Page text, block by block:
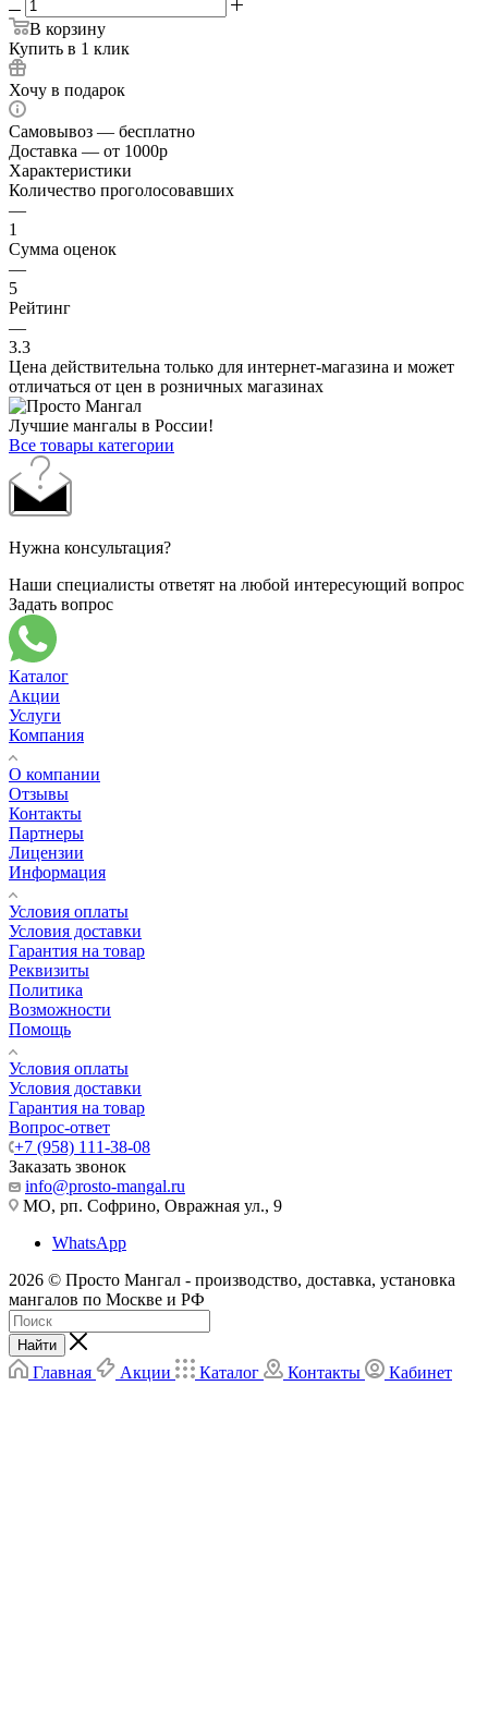
В корзину
Купить в 1 клик
Хочу в подарок
Самовывоз — бесплатно
Доставка — от 1000р
Характеристики
Количество проголосовавших
—
1
Сумма оценок
—
5
Рейтинг
—
3.3
Цена действительна только для интернет-магазина и может
отличаться от цен в розничных магазинах
Лучшие мангалы в России!
Все товары категории
Нужна консультация?
Наши специалисты ответят на любой интересующий вопрос
Задать вопрос
Каталог
Акции
Услуги
Компания
О компании
Отзывы
Контакты
Партнеры
Лицензии
Информация
Условия оплаты
Условия доставки
Гарантия на товар
Реквизиты
Политика
Возможности
Помощь
Условия оплаты
Условия доставки
Гарантия на товар
Вопрос-ответ
+7 (958) 111-38-08
Заказать звонок
info@prosto-mangal.ru
МО, рп. Софрино, Овражная ул., 9
WhatsApp
2026 © Просто Мангал - производство, доставка, установка
мангалов по Москве и РФ
Найти
Главная Акции Каталог Контакты Кабинет